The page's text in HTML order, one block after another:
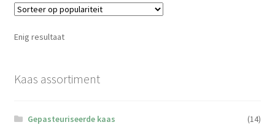
productpagina
Enig resultaat
Kaas assortiment
Gepasteuriseerde kaas
(14)